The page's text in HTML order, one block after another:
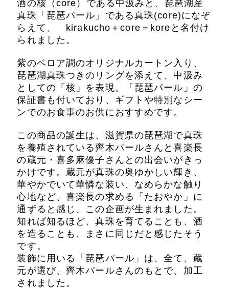
酒の核（core）である中汲みと、琵琶湖産
真珠「琵琶パール」 である真珠(core)になぞ
らえて、 kirakucho＋core＝koreと名付け
られました。
紫のベロア調のオリジナルカートン入り、
琵琶湖真珠つきのリングを添えて、中汲み
としての「核」を表現。
「琵琶パール」の
保証書も付いており、ギフトや特別なシー
ンでのお食事のお供におすすめです。
この商品の誕生は、滋賀県の琵琶湖で真珠
を養殖されている齊木パールさんと喜楽長
の蔵元・喜多麻優子さんと の出会いがきっ
かけです。蔵元が真珠の奥ゆかしい輝き、
華やかでいて華憐な装い、なめらかな触り
心地など、喜楽長の求める「たおやか」に
通ずると感じ、この企画が生まれました。
知れば知るほど、真珠を育てることも、酒
を造ることも、まさに同じだと感じたそう
です。
装飾に用いる「琵琶パール」は、全て、 蔵
元 が選び、齊木パールさんのもとで、加工
されました。